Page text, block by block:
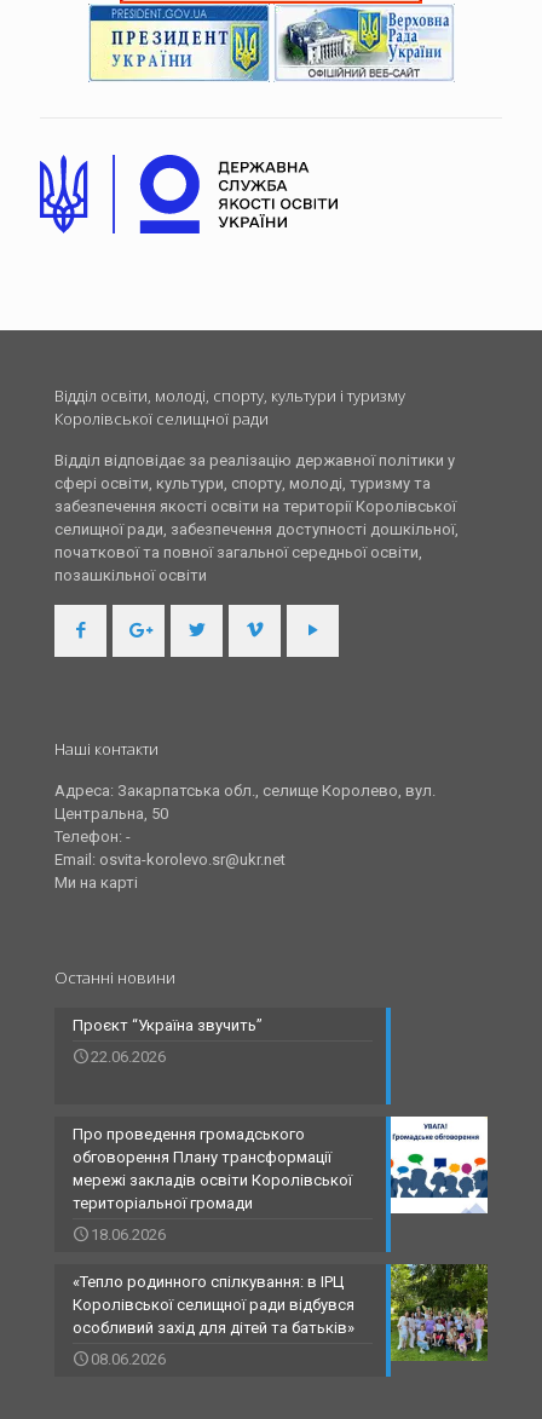
Відділ освіти, молоді, спорту, культури і туризму
Королівської селищної ради
Відділ відповідає за реалізацію державної політики у
сфері освіти, культури, спорту, молоді, туризму та
забезпечення якості освіти на території Королівської
селищної ради, забезпечення доступності дошкільної,
початкової та повної загальної середньої освіти,
позашкільної освіти
Наші контакти
Адреса: Закарпатська обл., селище Королево, вул.
Центральна, 50
Телефон: -
Email: osvita-korolevo.sr@ukr.net
Ми на карті
Останні новини
Проєкт “Україна звучить”
22.06.2026
Про проведення громадського
обговорення Плану трансформації
мережі закладів освіти Королівської
територіальної громади
18.06.2026
«Тепло родинного спілкування: в ІРЦ
Королівської селищної ради відбувся
особливий захід для дітей та батьків»
08.06.2026